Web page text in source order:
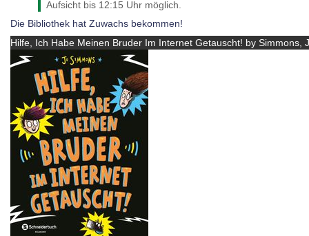
Aufsicht bis 12:15 Uhr möglich.
Die Bibliothek hat Zuwachs bekommen!
Hilfe, Ich Habe Meinen Bruder Im Internet Getauscht! by Simmons,